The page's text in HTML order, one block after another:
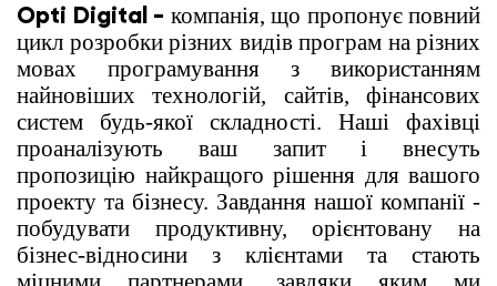
Opti Digital - компанія, що пропонує повний
цикл розробки різних видів програм на різних
мовах програмування з використанням
найновіших технологій, сайтів, фінансових
систем будь-якої складності. Наші фахівці
проаналізують ваш запит і внесуть
пропозицію найкращого рішення для вашого
проекту та бізнесу. Завдання нашої компанії -
побудувати продуктивну, орієнтовану на
бізнес-відносини з клієнтами та стають